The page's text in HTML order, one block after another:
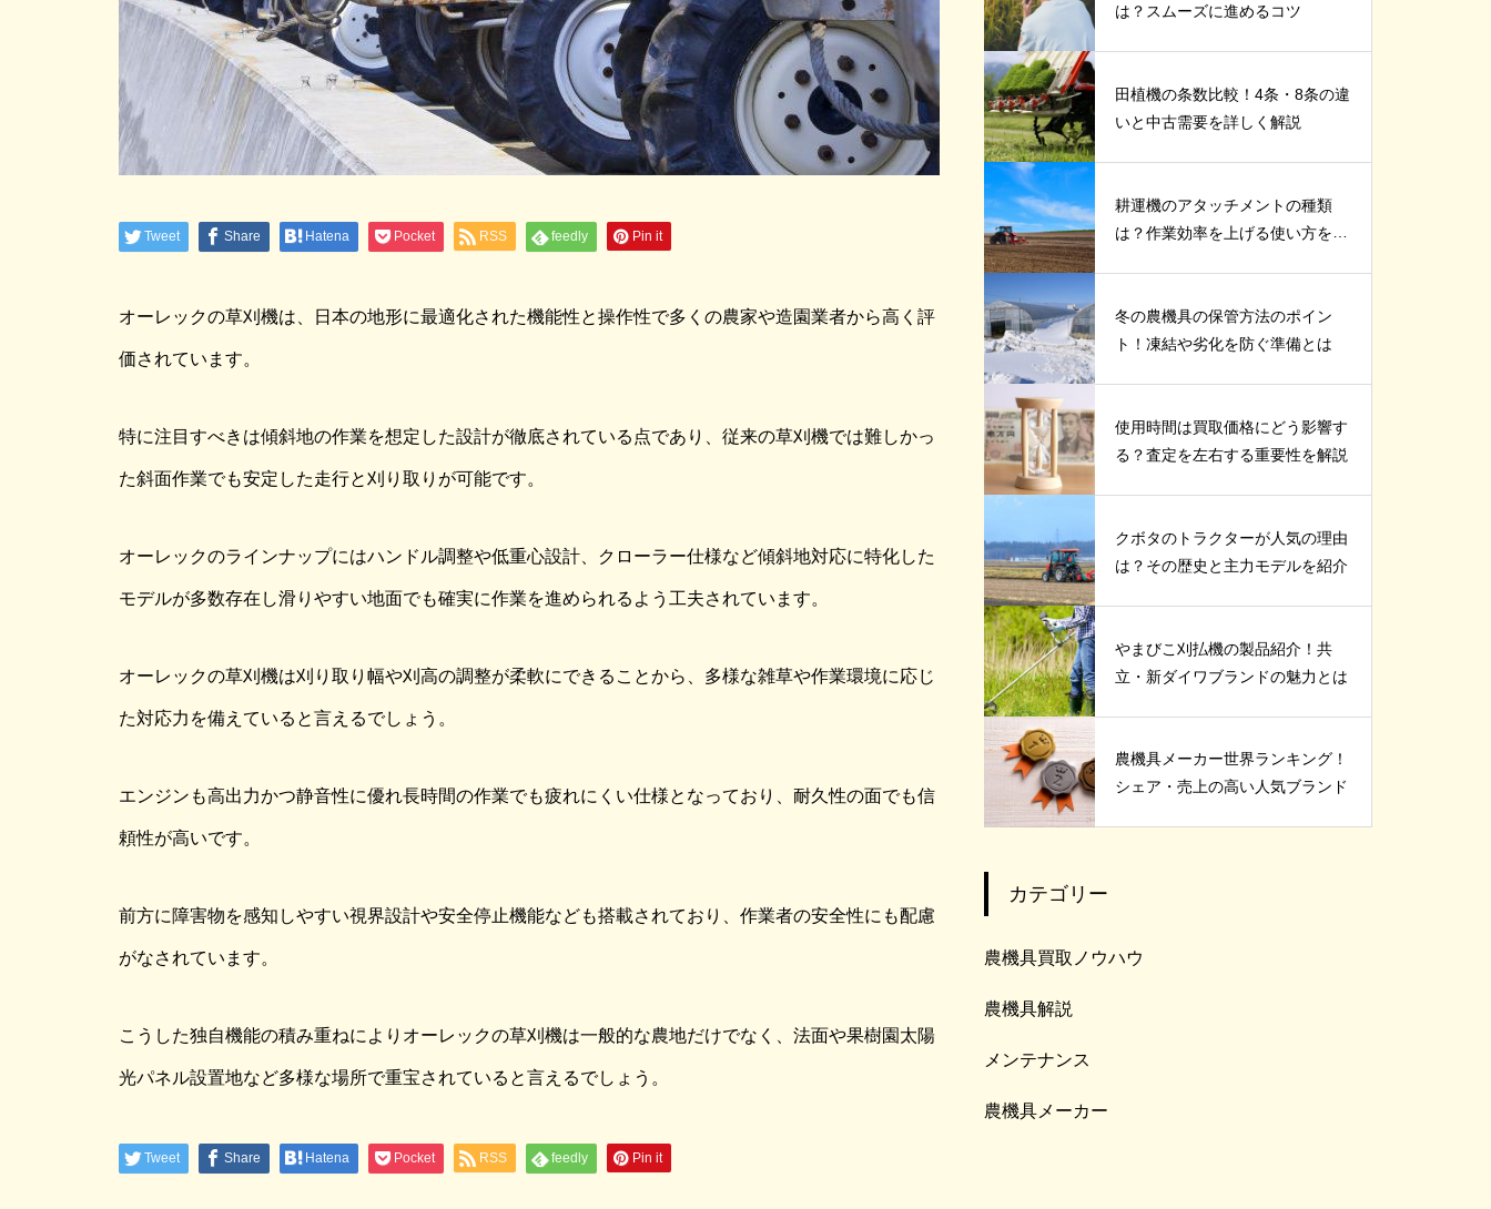
Tweet Share Hatena Pocket RSS feedly Pin it
オーレックの草刈機は、日本の地形に最適化された機能性と操作性で多くの農家や造園業者から高く評
価されています。
特に注目すべきは傾斜地の作業を想定した設計が徹底されている点であり、従来の草刈機では難しかっ
た斜面作業でも安定した走行と刈り取りが可能です。
オーレックのラインナップにはハンドル調整や低重心設計、クローラー仕様など傾斜地対応に特化した
モデルが多数存在し滑りやすい地面でも確実に作業を進められるよう工夫されています。
オーレックの草刈機は刈り取り幅や刈高の調整が柔軟にできることから、多様な雑草や作業環境に応じ
た対応力を備えていると言えるでしょう。
エンジンも高出力かつ静音性に優れ長時間の作業でも疲れにくい仕様となっており、耐久性の面でも信
頼性が高いです。
前方に障害物を感知しやすい視界設計や安全停止機能なども搭載されており、作業者の安全性にも配慮
がなされています。
こうした独自機能の積み重ねによりオーレックの草刈機は一般的な農地だけでなく、法面や果樹園太陽
光パネル設置地など多様な場所で重宝されていると言えるでしょう。
Tweet Share Hatena Pocket RSS feedly Pin it
は？スムーズに進めるコツ
田植機の条数比較！4条・8条の違
いと中古需要を詳しく解説
耕運機のアタッチメントの種類
は？作業効率を上げる使い方を紹
冬の農機具の保管方法のポイン
ト！凍結や劣化を防ぐ準備とは
使用時間は買取価格にどう影響す
る？査定を左右する重要性を解説
クボタのトラクターが人気の理由
は？その歴史と主力モデルを紹介
やまびこ刈払機の製品紹介！共
立・新ダイワブランドの魅力とは
農機具メーカー世界ランキング！
シェア・売上の高い人気ブランド
カテゴリー
農機具買取ノウハウ
農機具解説
メンテナンス
農機具メーカー